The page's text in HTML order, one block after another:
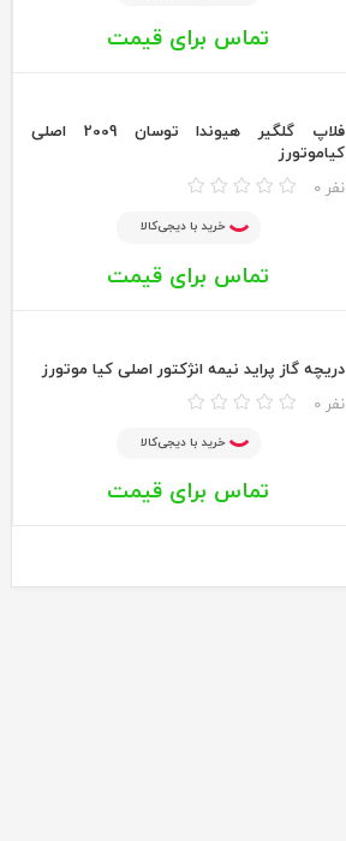
تماس برای قیمت
فلاپ گلگیر هیوندا توسان 2009 اصلی
کیاموتورز
0 نفر
خرید با دیجی‌کالا
تماس برای قیمت
دریچه گاز پراید نیمه انژکتور اصلی کیا موتورز
0 نفر
خرید با دیجی‌کالا
تماس برای قیمت